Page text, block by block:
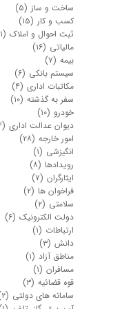
ساخت و ساز (۵)
کسب و کار (۱۵)
ثبت احوال و املاک (۱۱)
مالیاتی (۱۶)
بیمه (۷)
سیستم بانکی (۶)
مکاتبات اداری (۴)
سفر به گذشته (۱۰)
خودرو (۱۰)
دیوان عدالت اداری (۴)
امور خارجه (۲۸)
انگیزشی (۱)
رویدادها (۸)
ایثارگران (۷)
فراخوان ها (۲)
سلامتی (۲)
دولت الکترونیک (۶)
ارتباطات (۱)
دانش (۳)
مناطق آزاد (۱)
مسافران (۱)
قوه قضائیه (۳)
سامانه های دولتی (۲)